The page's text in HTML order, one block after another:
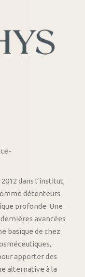
dans l’institut,
détenteurs
profonde. Une
avancées
basique de chez
apporter des
alternative à la